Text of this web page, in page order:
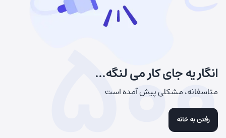
انگار یه جای کار می لنگه...
متاسفانه، مشکلی پیش آمده است
رفتن به خانه